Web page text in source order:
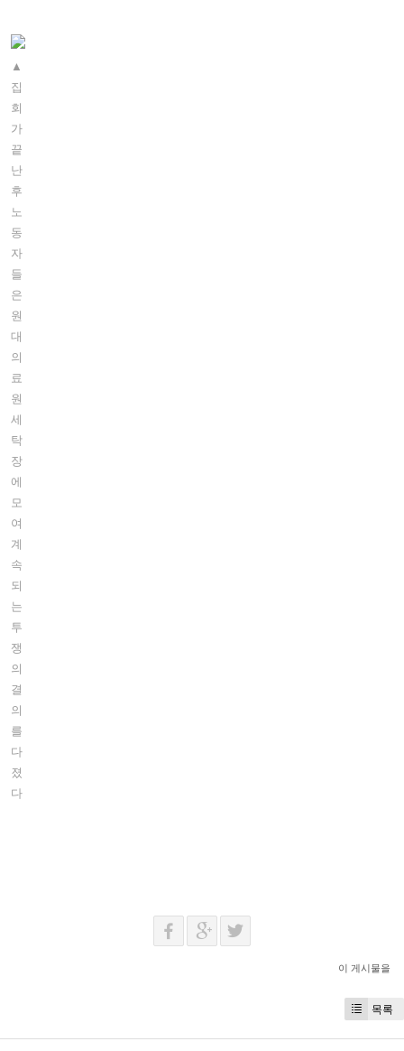
▲
집
회
가
끝
난
후
노
동
자
들
은
원
대
의
료
원
세
탁
장
에
모
여
계
속
되
는
투
쟁
의
결
의
를
다
졌
다
이 게시물을
목록